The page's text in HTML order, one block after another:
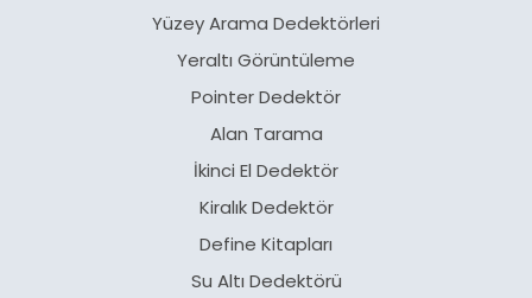
Yüzey Arama Dedektörleri
Yeraltı Görüntüleme
Pointer Dedektör
Alan Tarama
İkinci El Dedektör
Kiralık Dedektör
Define Kitapları
Su Altı Dedektörü